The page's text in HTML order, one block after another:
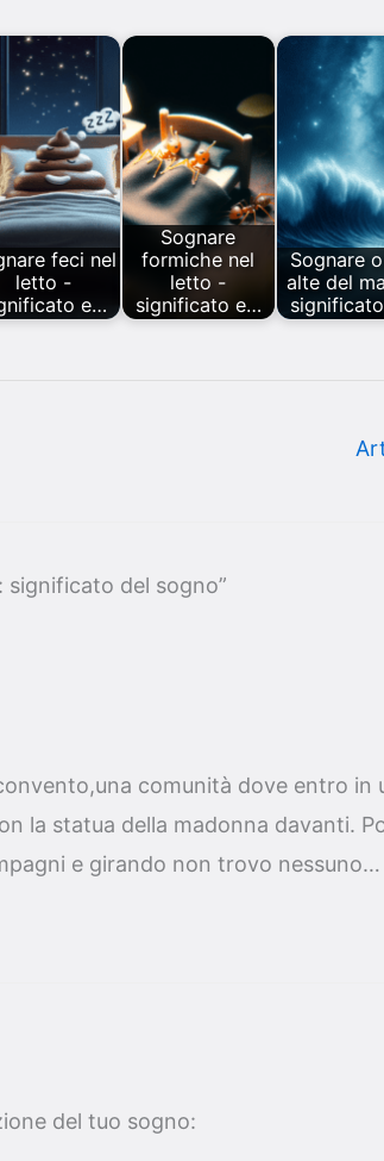
feci nel
letto -
e…
Sognare
formiche nel
letto -
significato e…
Sognare
alte del
significato del sogno”
comunità dove entro in
la statua della madonna davanti.
e girando non trovo nessuno…
del tuo sogno: